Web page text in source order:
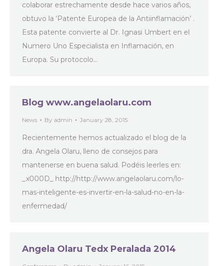
colaborar estrechamente desde hace varios años,
obtuvo la ‘Patente Europea de la Antiinflamación’ .
Esta patente convierte al Dr. Ignasi Umbert en el
Numero Uno Especialista en Inflamación, en
Europa. Su protocolo…
Blog www.angelaolaru.com
News By admin January 28, 2015
Recientemente hemos actualizado el blog de la
dra. Angela Olaru, lleno de consejos para
mantenerse en buena salud. Podéis leerles en:
_x000D_ http://http://www.angelaolaru.com/lo-
mas-inteligente-es-invertir-en-la-salud-no-en-la-
enfermedad/
Angela Olaru Tedx Peralada 2014